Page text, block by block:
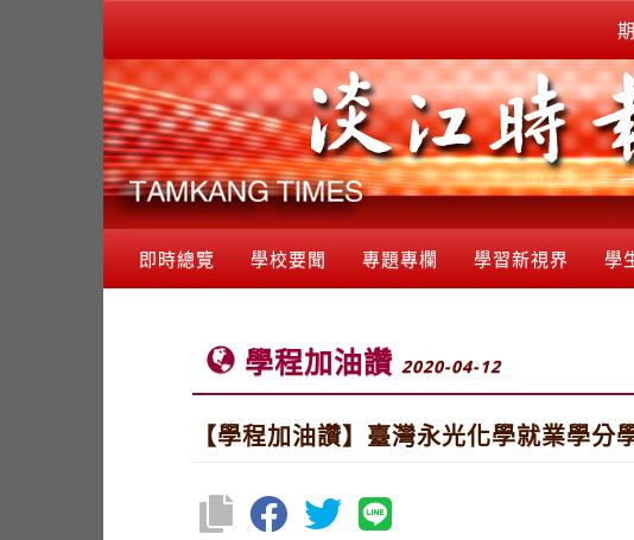
即時總覽 學校要聞 專題專欄 學習新視界 學
學程加油讚 2020-04-12
【學程加油讚】臺灣永光化學就業學分